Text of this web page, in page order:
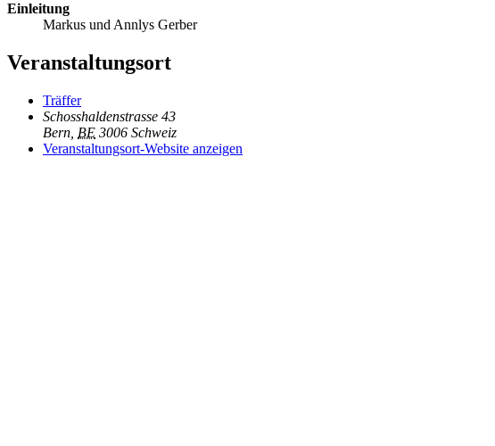
Einleitung
Markus und Annlys Gerber
Veranstaltungsort
Träffer
Schosshaldenstrasse 43
Bern BE 3006 Schweiz
Veranstaltungsort-Website anzeigen